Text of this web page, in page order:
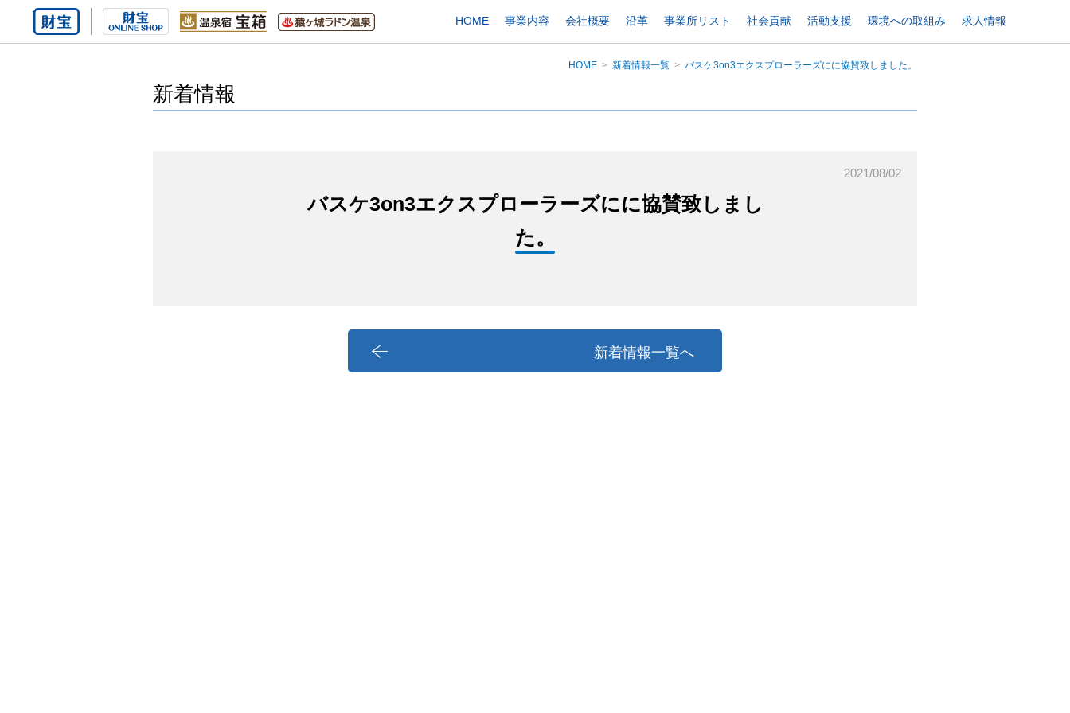
HOME 事業内容 会社概要 沿革 事業所リスト 社会貢献 活動支援 環境への取組み 求人情報
HOME 新着情報一覧 バスケ3on3エクスプローラーズにに協賛致しました。
新着情報
2021/08/02
バスケ3on3エクスプローラーズにに協賛致しまし
た。
新着情報一覧へ